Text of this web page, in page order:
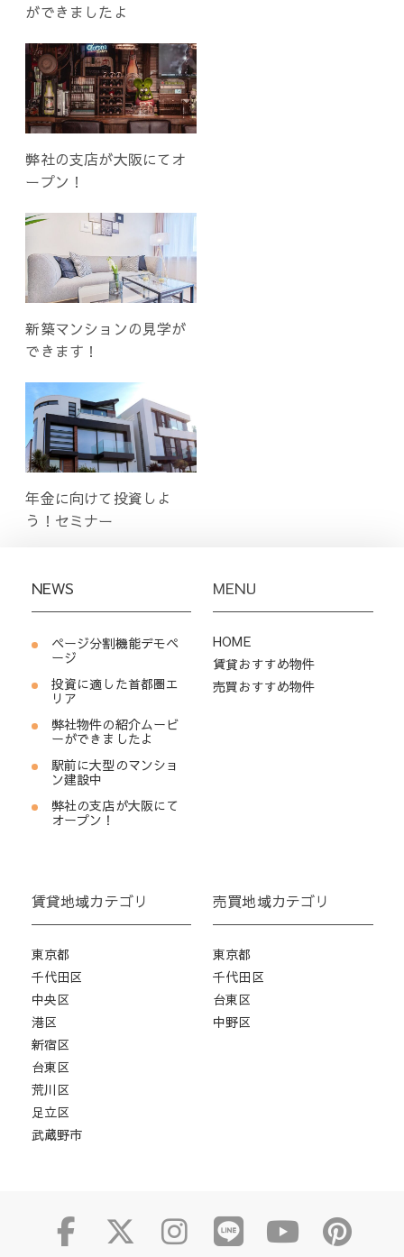
ができましたよ
弊社の支店が大阪にてオ
ープン！
新築マンションの見学が
できます！
年金に向けて投資しよ
う！セミナー
NEWS
ページ分割機能デモペ
ージ
投資に適した首都圏エ
リア
弊社物件の紹介ムービ
ーができましたよ
駅前に大型のマンショ
ン建設中
弊社の支店が大阪にて
オープン！
MENU
HOME
賃貸おすすめ物件
売買おすすめ物件
賃貸地域カテゴリ
東京都
千代田区
中央区
港区
新宿区
台東区
荒川区
足立区
武蔵野市
売買地域カテゴリ
東京都
千代田区
台東区
中野区
Facebook
Twitter
Instagram
Line